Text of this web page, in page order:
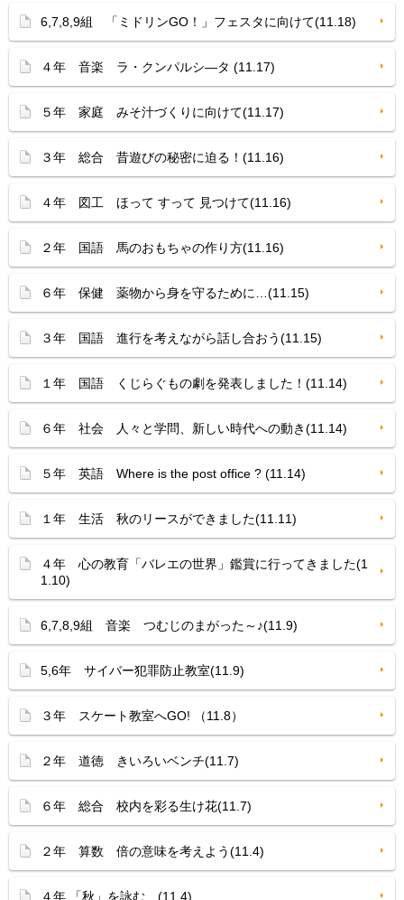
6,7,8,9組 「ミドリンGO！」フェスタに向けて(11.18)
４年 音楽 ラ・クンパルシ—タ (11.17)
５年 家庭 みそ汁づくりに向けて(11.17)
３年 総合 昔遊びの秘密に迫る！(11.16)
４年 図工 ほって すって 見つけて(11.16)
２年 国語 馬のおもちゃの作り方(11.16)
６年 保健 薬物から身を守るために…(11.15)
３年 国語 進行を考えながら話し合おう(11.15)
１年 国語 くじらぐもの劇を発表しました！(11.14)
６年 社会 人々と学問、新しい時代への動き(11.14)
５年 英語 Where is the post office ? (11.14)
１年 生活 秋のリースができました(11.11)
４年 心の教育「バレエの世界」鑑賞に行ってきました(1
1.10)
6,7,8,9組 音楽 つむじのまがった～♪(11.9)
5,6年 サイバー犯罪防止教室(11.9)
３年 スケート教室へGO! （11.8）
２年 道徳 きいろいベンチ(11.7)
６年 総合 校内を彩る生け花(11.7)
２年 算数 倍の意味を考えよう(11.4)
４年 「秋」を詠む…(11.4)